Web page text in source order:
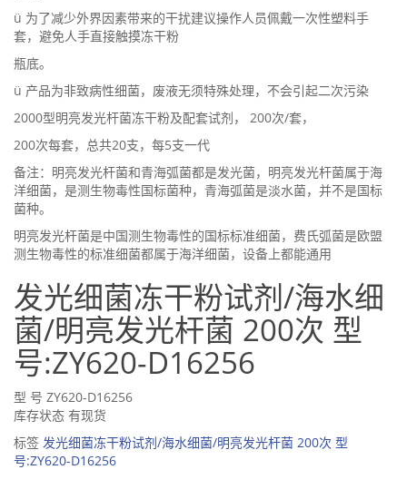
ü 为了减少外界因素带来的干扰建议操作人员佩戴一次性塑料手
套，避免人手直接触摸冻干粉
瓶底。
ü 产品为非致病性细菌，废液无须特殊处理，不会引起二次污染
2000型明亮发光杆菌冻干粉及配套试剂， 200次/套，
200次每套，总共20支，每5支一代
备注：明亮发光杆菌和青海弧菌都是发光菌，明亮发光杆菌属于海
洋细菌，是测生物毒性国标菌种，青海弧菌是淡水菌，并不是国标
菌种。
明亮发光杆菌是中国测生物毒性的国标标准细菌，费氏弧菌是欧盟
测生物毒性的标准细菌都属于海洋细菌，设备上都能通用
发光细菌冻干粉试剂/海水细
菌/明亮发光杆菌 200次 型
号:ZY620-D16256
型 号 ZY620-D16256
库存状态 有现货
标签 发光细菌冻干粉试剂/海水细菌/明亮发光杆菌 200次 型
号:ZY620-D16256